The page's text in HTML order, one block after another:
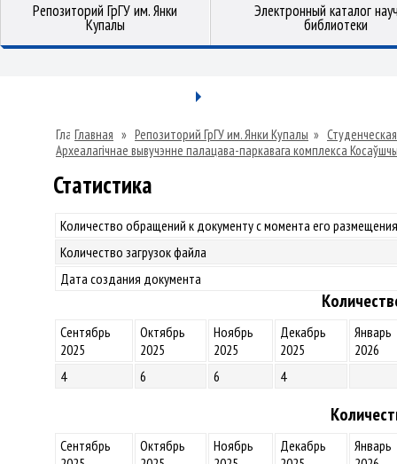
Репозиторий ГрГУ им. Янки
Купалы
Электронный каталог
библиотеки
Главная » Репозиторий ГрГУ им. Янки Купалы »
Археалагічнае вывучэнне палацава-паркавага комплекса
Статистика
Количество обращений к документу с момента его
Количество загрузок файла
Дата создания документа
Сентябрь
2025
Октябрь
2025
Ноябрь
2025
Декабрь
2025
Январь
2026
4
6 6 4
Сентябрь
Октябрь
Ноябрь
Декабрь
Январь